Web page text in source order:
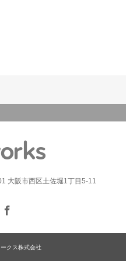
大阪市西区土佐堀1丁目5-11
クス株式会社